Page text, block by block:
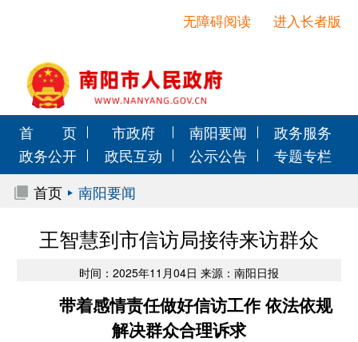
进入长者版
无障碍阅读
首 页 市政府 南阳要闻
政务服务
政务公开
政民互动 公示公告
专题专栏
首页
南阳要闻
王智慧到市信访局接待来访群众
时间：2025年11月04日 来源：南阳日报
带着感情责任做好信访工作 依法依规
解决群众合理诉求